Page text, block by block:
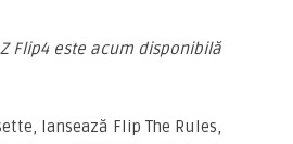
Flip4 este acum disponibilă
lansează Flip The Rules,